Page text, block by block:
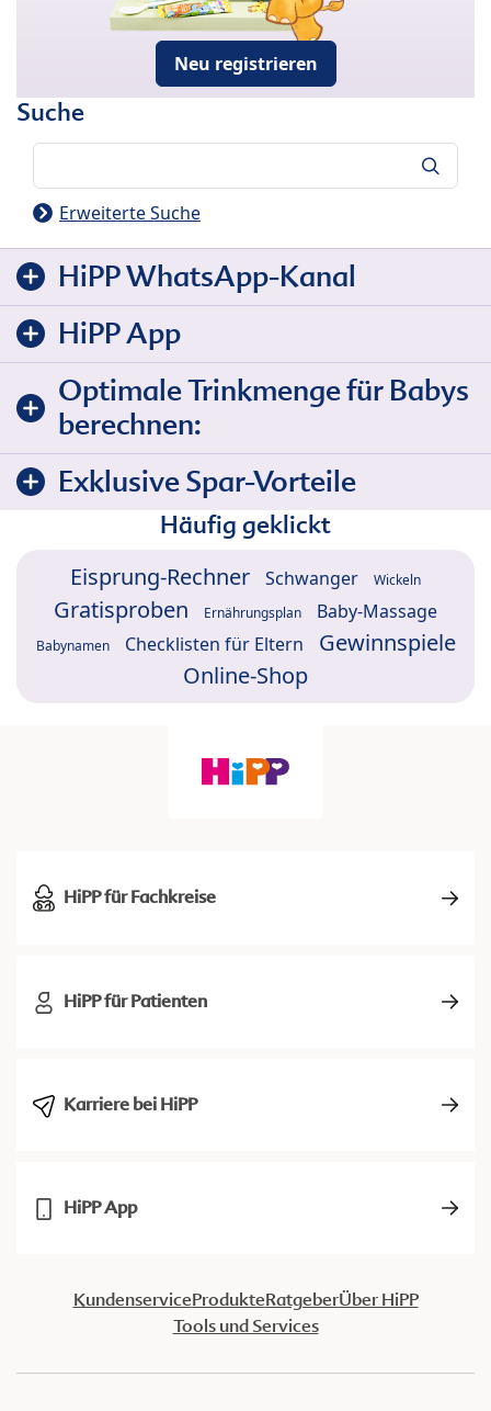
Neu registrieren
Suche
Erweiterte Suche
HiPP WhatsApp-Kanal
HiPP App
Optimale Trinkmenge für Babys
berechnen:
Exklusive Spar-Vorteile
Häufig geklickt
Eisprung-Rechner Schwanger Wickeln
Gratisproben Ernährungsplan Baby-Massage
Babynamen Checklisten für Eltern
Gewinnspiele
Online-Shop
HiPP für Fachkreise
HiPP für Patienten
Karriere bei HiPP
HiPP App
KundenserviceProdukteRatgeberÜber HiPP
Tools und Services